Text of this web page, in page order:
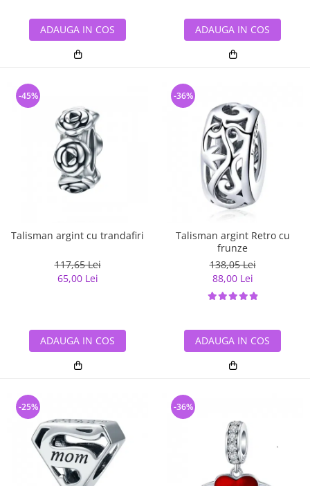
ADAUGA IN COS ADAUGA IN COS
Talisman argint cu trandafiri
117,65 Lei
65,00 Lei
-45%
ADAUGA IN COS
Talisman argint Retro cu
frunze
138,05 Lei
88,00 Lei
-36%
ADAUGA IN COS
-25% -36%